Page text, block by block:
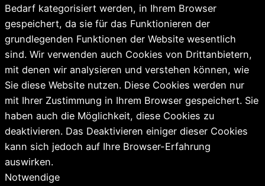
Bedarf kategorisiert werden, in Ihrem Browser
gespeichert, da sie für das Funktionieren der
grundlegenden Funktionen der Website wesentlich
sind. Wir verwenden auch Cookies von Drittanbietern,
mit denen wir analysieren und verstehen können, wie
Sie diese Website nutzen. Diese Cookies werden nur
mit Ihrer Zustimmung in Ihrem Browser gespeichert. Sie
haben auch die Möglichkeit, diese Cookies zu
deaktivieren. Das Deaktivieren einiger dieser Cookies
kann sich jedoch auf Ihre Browser-Erfahrung
auswirken.
Notwendige